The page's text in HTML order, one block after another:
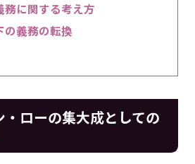
務に関する考え方
の義務の転換
ローの集大成としての